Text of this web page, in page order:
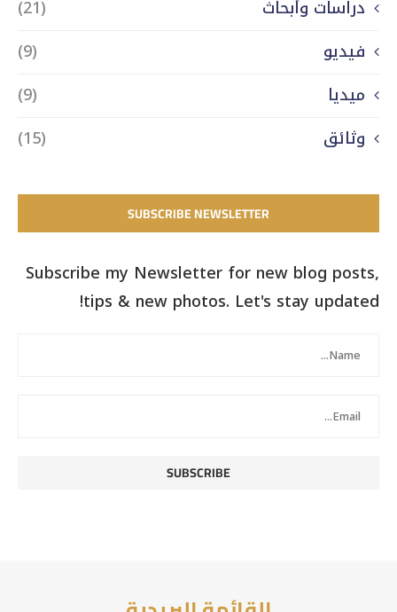
دراسات وأبحاث
(21)
فيديو
(9)
ميديا
(9)
وثائق
(15)
SUBSCRIBE NEWSLETTER
Subscribe my Newsletter for new blog posts,
tips & new photos. Let's stay updated!